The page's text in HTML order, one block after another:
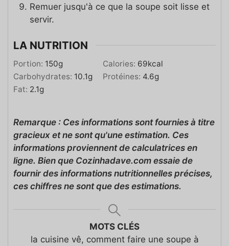
Remuer jusqu'à ce que la soupe soit lisse et
servir.
LA NUTRITION
Portion: 150g Calories: 69kcal
Carbohydrates: 10.1g Protéines: 4.6g
Fat: 2.1g
Remarque : Ces informations sont fournies à titre
gracieux et ne sont qu'une estimation. Ces
informations proviennent de calculatrices en
ligne. Bien que Cozinhadave.com essaie de
fournir des informations nutritionnelles précises,
ces chiffres ne sont que des estimations.
MOTS CLÉS
la cuisine vê, comment faire une soupe à